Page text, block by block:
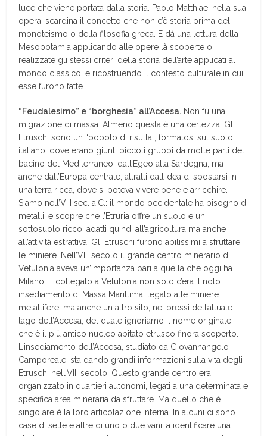
luce che viene portata dalla storia. Paolo Matthiae, nella sua
opera, scardina il concetto che non c’è storia prima del
monoteismo o della filosofia greca. E dà una lettura della
Mesopotamia applicando alle opere là scoperte o
realizzate gli stessi criteri della storia dell’arte applicati al
mondo classico, e ricostruendo il contesto culturale in cui
esse furono fatte.
“Feudalesimo” e “borghesia” all’Accesa. Non fu una
migrazione di massa. Almeno questa è una certezza. Gli
Etruschi sono un “popolo di risulta”, formatosi sul suolo
italiano, dove erano giunti piccoli gruppi da molte parti del
bacino del Mediterraneo, dall’Egeo alla Sardegna, ma
anche dall’Europa centrale, attratti dall’idea di spostarsi in
una terra ricca, dove si poteva vivere bene e arricchire.
Siamo nell’VIII sec. a.C.: il mondo occidentale ha bisogno di
metalli, e scopre che l’Etruria offre un suolo e un
sottosuolo ricco, adatti quindi all’agricoltura ma anche
all’attività estrattiva. Gli Etruschi furono abilissimi a sfruttare
le miniere. Nell’VIII secolo il grande centro minerario di
Vetulonia aveva un’importanza pari a quella che oggi ha
Milano. E collegato a Vetulonia non solo c’era il noto
insediamento di Massa Marittima, legato alle miniere
metallifere, ma anche un altro sito, nei pressi dell’attuale
lago dell’Accesa, del quale ignoriamo il nome originale,
che è il più antico nucleo abitato etrusco finora scoperto.
L’insediamento dell’Accesa, studiato da Giovannangelo
Camporeale, sta dando grandi informazioni sulla vita degli
Etruschi nell’VIII secolo. Questo grande centro era
organizzato in quartieri autonomi, legati a una determinata e
specifica area mineraria da sfruttare. Ma quello che è
singolare è la loro articolazione interna. In alcuni ci sono
case di sette e altre di uno o due vani, a identificare una